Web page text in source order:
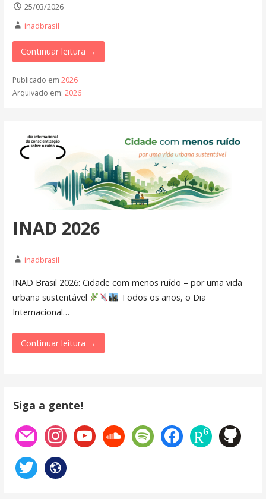
25/03/2026
inadbrasil
Continuar leitura →
Publicado em 2026
Arquivado em: 2026
INAD 2026
inadbrasil
INAD Brasil 2026: Cidade com menos ruído – por uma vida
urbana sustentável
Todos os anos, o Dia
Internacional…
Continuar leitura →
Siga a gente!
mail instagramyoutubesoundcloud
spotify facebookresearchgate
github
twitter website